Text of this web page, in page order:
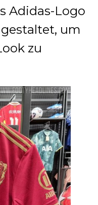
Adidas-Logo
um
zu